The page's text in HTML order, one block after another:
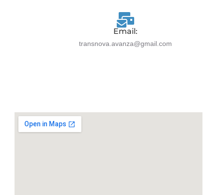
Email:
transnova.avanza@gmail.com